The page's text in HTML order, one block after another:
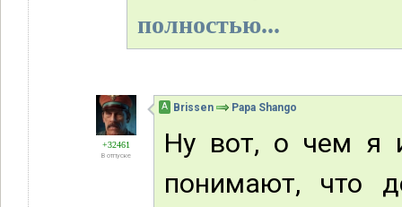
полностью...
+32461
В отпуске
А Brissen Papa Shango
Ну вот, о чем я
понимают, что